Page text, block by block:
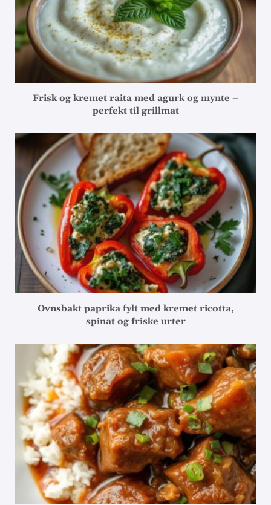
Frisk og kremet raita med agurk og mynte –
perfekt til grillmat
Ovnsbakt paprika fylt med kremet ricotta,
spinat og friske urter